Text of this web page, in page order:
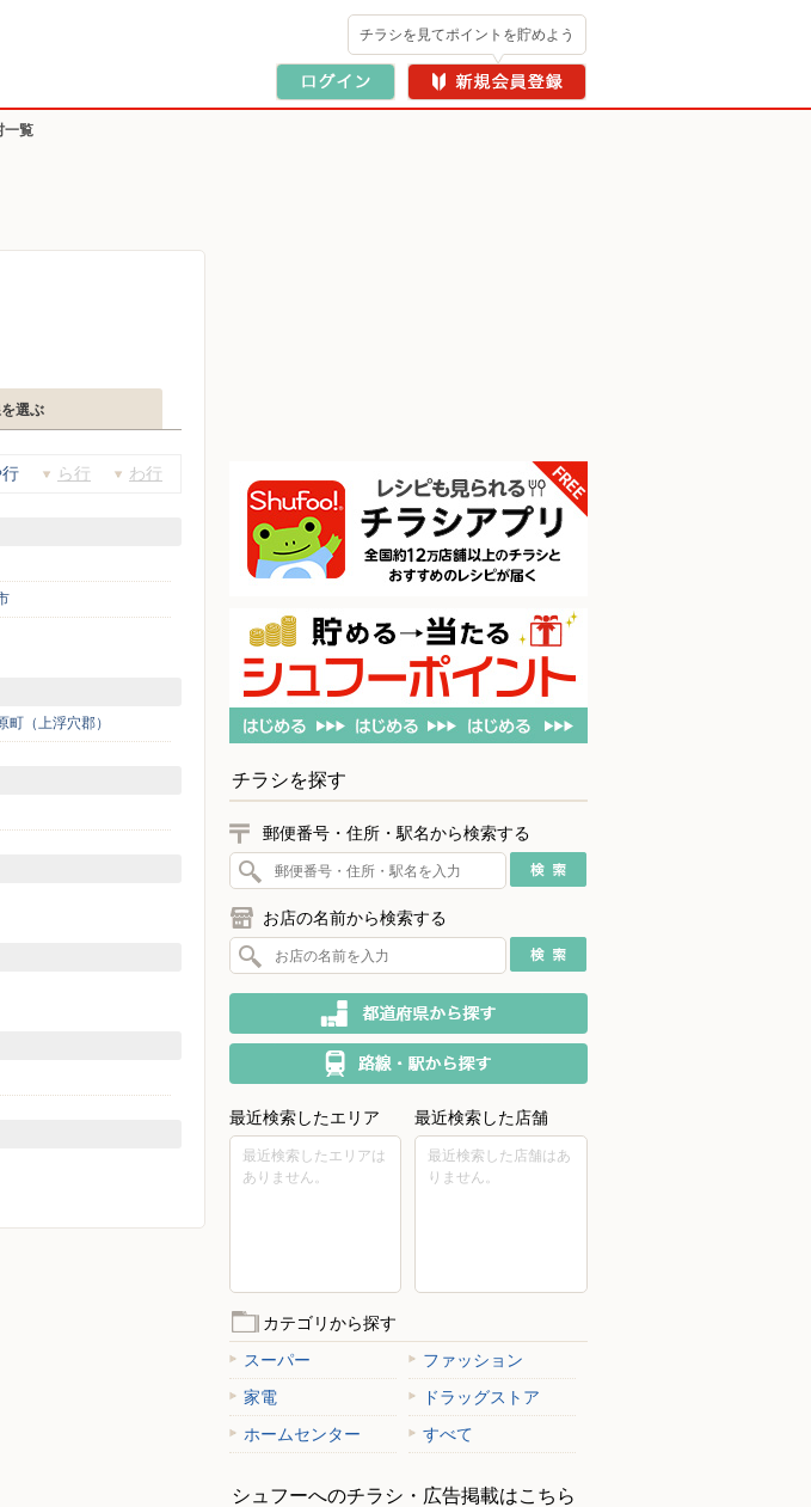
チラシを見てポイントを貯めよう
一覧
選ぶ
ら行 わ行
町（上浮穴郡）
チラシを探す
郵便番号・住所・駅名から検索する
お店の名前から検索する
最近検索したエリア
最近検索したエリアは
ありません。
最近検索した店舗
最近検索した店舗はあ
りません。
カテゴリから探す
スーパー
ファッション
家電
ドラッグストア
ホームセンター
すべて
シュフーへのチラシ・広告掲載はこちら